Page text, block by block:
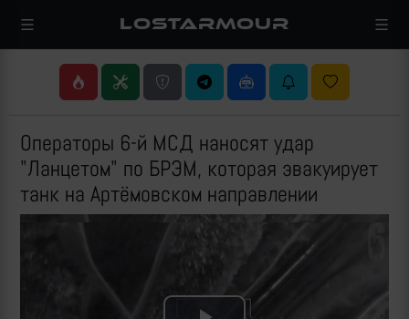
LOSTARMOUR
Операторы 6-й МСД наносят удар
"Ланцетом" по БРЭМ, которая эвакуирует
танк на Артёмовском направлении